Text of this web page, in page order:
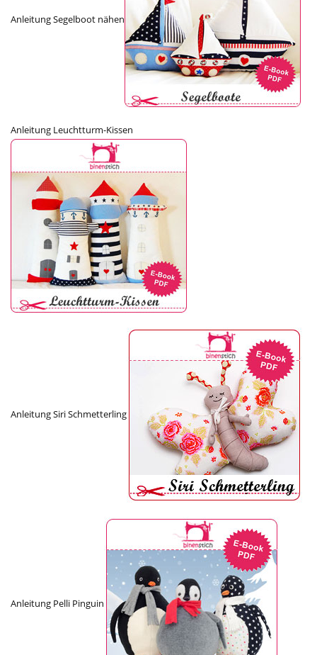
Anleitung Segelboot nähen
Anleitung Leuchtturm-Kissen
Anleitung Siri Schmetterling
Anleitung Pelli Pinguin